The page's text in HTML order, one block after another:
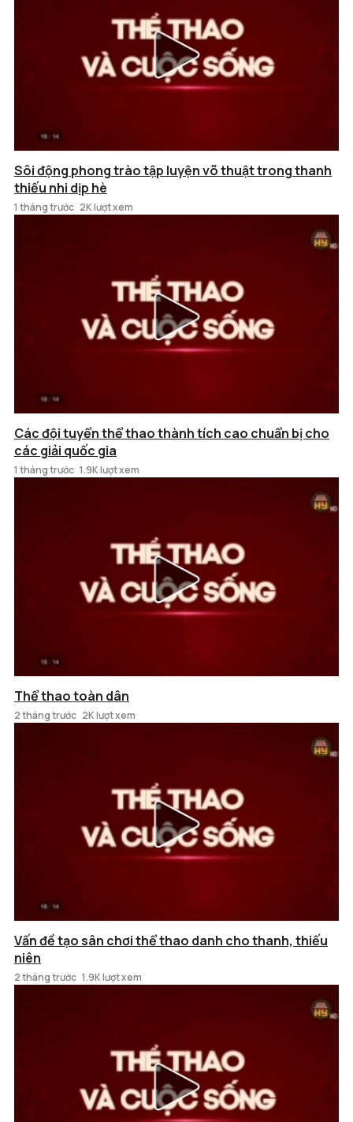
Sôi động phong trào tập luyện võ thuật trong thanh
thiếu nhi dịp hè
1 tháng trước 2K lượt xem
Các đội tuyển thể thao thành tích cao chuẩn bị cho
các giải quốc gia
1 tháng trước 1.9K lượt xem
Thể thao toàn dân
2 tháng trước 2K lượt xem
Vấn đề tạo sân chơi thể thao danh cho thanh, thiếu
niên
2 tháng trước 1.9K lượt xem